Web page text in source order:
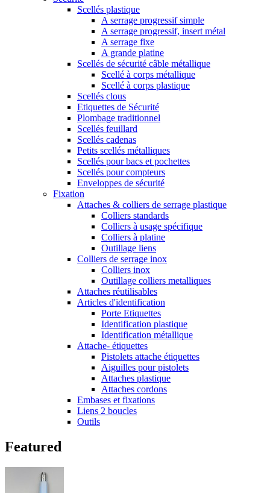
Scellés plastique
A serrage progressif simple
A serrage progressif, insert métal
A serrage fixe
A grande platine
Scellés de sécurité câble métallique
Scellé à corps métallique
Scellé à corps plastique
Scellés clous
Etiquettes de Sécurité
Plombage traditionnel
Scellés feuillard
Scellés cadenas
Petits scellés métalliques
Scellés pour bacs et pochettes
Scellés pour compteurs
Enveloppes de sécurité
Fixation
Attaches & colliers de serrage plastique
Colliers standards
Colliers à usage spécifique
Colliers à platine
Outillage liens
Colliers de serrage inox
Colliers inox
Outillage colliers metalliques
Attaches réutilisables
Articles d'identification
Porte Etiquettes
Identification plastique
Identification métallique
Attache- étiquettes
Pistolets attache étiquettes
Aiguilles pour pistolets
Attaches plastique
Attaches cordons
Embases et fixations
Liens 2 boucles
Outils
Featured